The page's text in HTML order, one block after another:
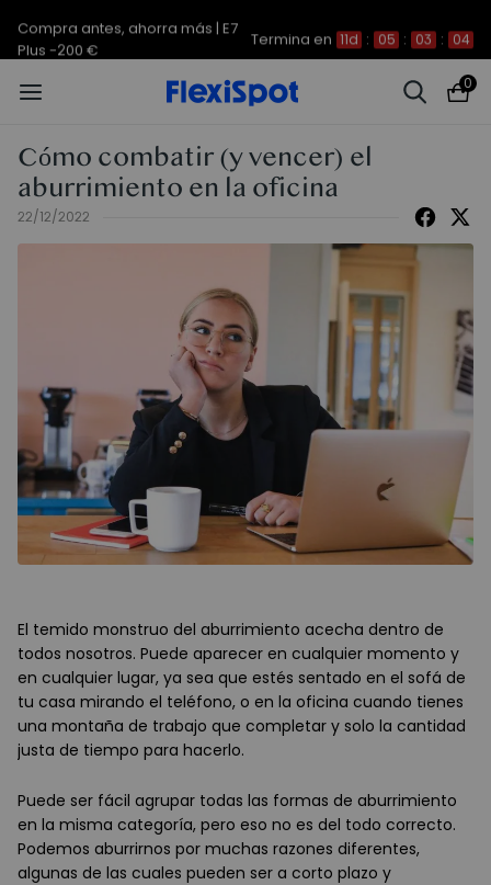
Compra antes, ahorra más | E7
Plus -200 €
Termina en 11d 05 03 04
0
Cómo combatir (y vencer) el
aburrimiento en la oficina
22/12/2022
El temido monstruo del aburrimiento acecha dentro de
todos nosotros. Puede aparecer en cualquier momento y
en cualquier lugar, ya sea que estés sentado en el sofá de
tu casa mirando el teléfono, o en la oficina cuando tienes
una montaña de trabajo que completar y solo la cantidad
justa de tiempo para hacerlo.
Puede ser fácil agrupar todas las formas de aburrimiento
en la misma categoría, pero eso no es del todo correcto.
Podemos aburrirnos por muchas razones diferentes,
algunas de las cuales pueden ser a corto plazo y